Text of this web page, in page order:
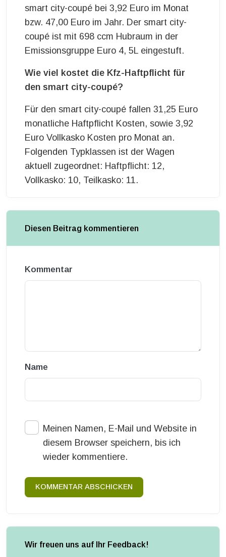
smart city-coupé bei 3,92 Euro im Monat
bzw. 47,00 Euro im Jahr. Der smart city-
coupé ist mit 698 ccm Hubraum in der
Emissionsgruppe Euro 4, 5L eingestuft.
Wie viel kostet die Kfz-Haftpflicht für
den smart city-coupé?
Für den smart city-coupé fallen 31,25 Euro
monatliche Haftpflicht Kosten, sowie 3,92
Euro Vollkasko Kosten pro Monat an.
Folgenden Typklassen ist der Wagen
aktuell zugeordnet: Haftpflicht: 12,
Vollkasko: 10, Teilkasko: 11.
Diesen Beitrag kommentieren
Kommentar
Name
Meinen Namen, E-Mail und Website in
diesem Browser speichern, bis ich
wieder kommentiere.
KOMMENTAR ABSCHICKEN
Wir freuen uns auf Ihr Feedback!